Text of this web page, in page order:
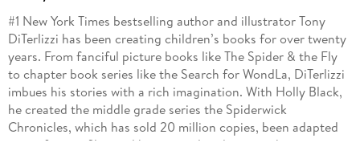
#1 New York Times bestselling author and illustrator Tony
DiTerlizzi has been creating children’s books for over twenty
years. From fanciful picture books like The Spider & the Fly
to chapter book series like the Search for WondLa, DiTerlizzi
imbues his stories with a rich imagination. With Holly Black,
he created the middle grade series the Spiderwick
Chronicles, which has sold 20 million copies, been adapted
into a feature film, and been translated in over thirty